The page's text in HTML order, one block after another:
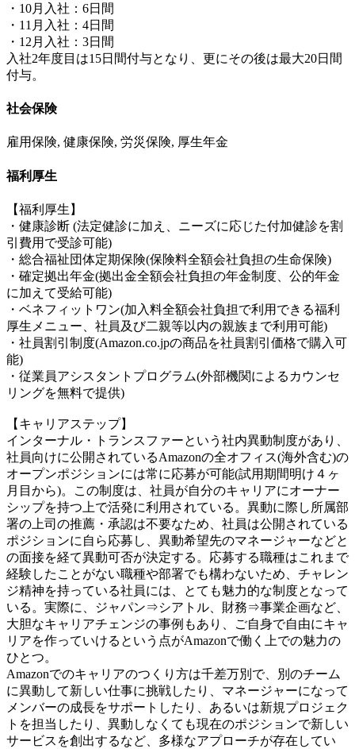
・10月入社：6日間
・11月入社：4日間
・12月入社：3日間
入社2年度目は15日間付与となり、更にその後は最大20日間
付与。
社会保険
雇用保険, 健康保険, 労災保険, 厚生年金
福利厚生
【福利厚生】
・健康診断 (法定健診に加え、ニーズに応じた付加健診を割
引費用で受診可能)
・総合福祉団体定期保険(保険料全額会社負担の生命保険)
・確定拠出年金(拠出金全額会社負担の年金制度、公的年金
に加えて受給可能)
・ベネフィットワン(加入料全額会社負担で利用できる福利
厚生メニュー、社員及び二親等以内の親族まで利用可能)
・社員割引制度(Amazon.co.jpの商品を社員割引価格で購入可
能)
・従業員アシスタントプログラム(外部機関によるカウンセ
リングを無料で提供)
【キャリアステップ】
インターナル・トランスファーという社内異動制度があり、
社員向けに公開されているAmazonの全オフィス(海外含む)の
オープンポジションには常に応募が可能(試用期間明け４ヶ
月目から)。この制度は、社員が自分のキャリアにオーナー
シップを持つ上で活発に利用されている。異動に際し所属部
署の上司の推薦・承認は不要なため、社員は公開されている
ポジションに自ら応募し、異動希望先のマネージャーなどと
の面接を経て異動可否が決定する。応募する職種はこれまで
経験したことがない職種や部署でも構わないため、チャレン
ジ精神を持っている社員には、とても魅力的な制度となって
いる。実際に、ジャパン⇒シアトル、財務⇒事業企画など、
大胆なキャリアチェンジの事例もあり、ご自身で自由にキャ
リアを作っていけるという点がAmazonで働く上での魅力の
ひとつ。
Amazonでのキャリアのつくり方は千差万別で、別のチーム
に異動して新しい仕事に挑戦したり、マネージャーになって
メンバーの成長をサポートしたり、あるいは新規プロジェク
トを担当したり、異動しなくても現在のポジションで新しい
サービスを創出するなど、多様なアプローチが存在してい